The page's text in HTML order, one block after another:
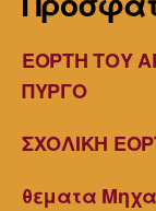
ΕΟΡΤΗ ΤΟΥ
ΠΥΡΓΟ
ΣΧΟΛΙΚΗ
θεματα